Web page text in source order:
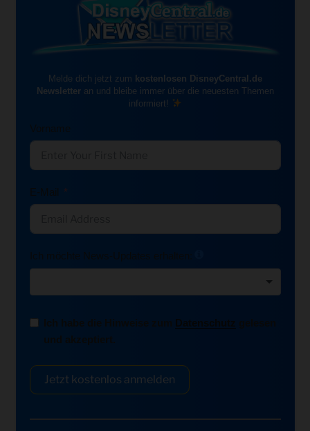
Melde dich jetzt zum kostenlosen DisneyCentral.de
Newsletteran und bleibe immer über die neuesten Themen
informiert!
Datenschutz
Jetzt kostenlos anmelden